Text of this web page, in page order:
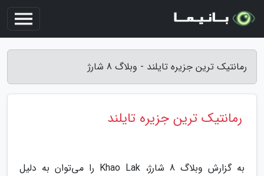
رمانتیک ترین جزیره تایلند - وبلاگ 8 شارژ
رمانتیک ترین جزیره تایلند
به گزارش وبلاگ 8 شارژ، ‏Khao Lak را می‌توان به دلیل